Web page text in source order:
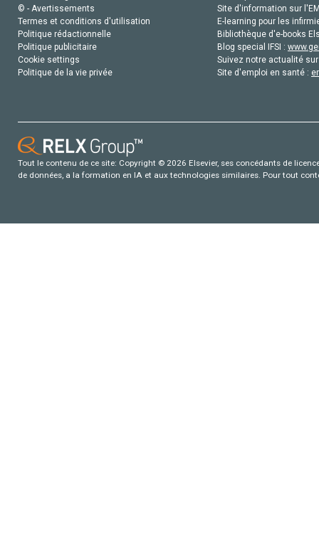
© - Avertissements
Termes et conditions d'utilisation
Politique rédactionnelle
Politique publicitaire
Cookie settings
Politique de la vie privée
Site d'information sur
E-learning pour les
Bibliothèque d'e-books
Blog special IFSI :
Suivez notre actualité
Site d'emploi en santé :
Tout le contenu de ce site: Copyright © 2026 Elsevier, ses concédants de
de données, a la formation en IA et aux technologies similaires. Pour tout